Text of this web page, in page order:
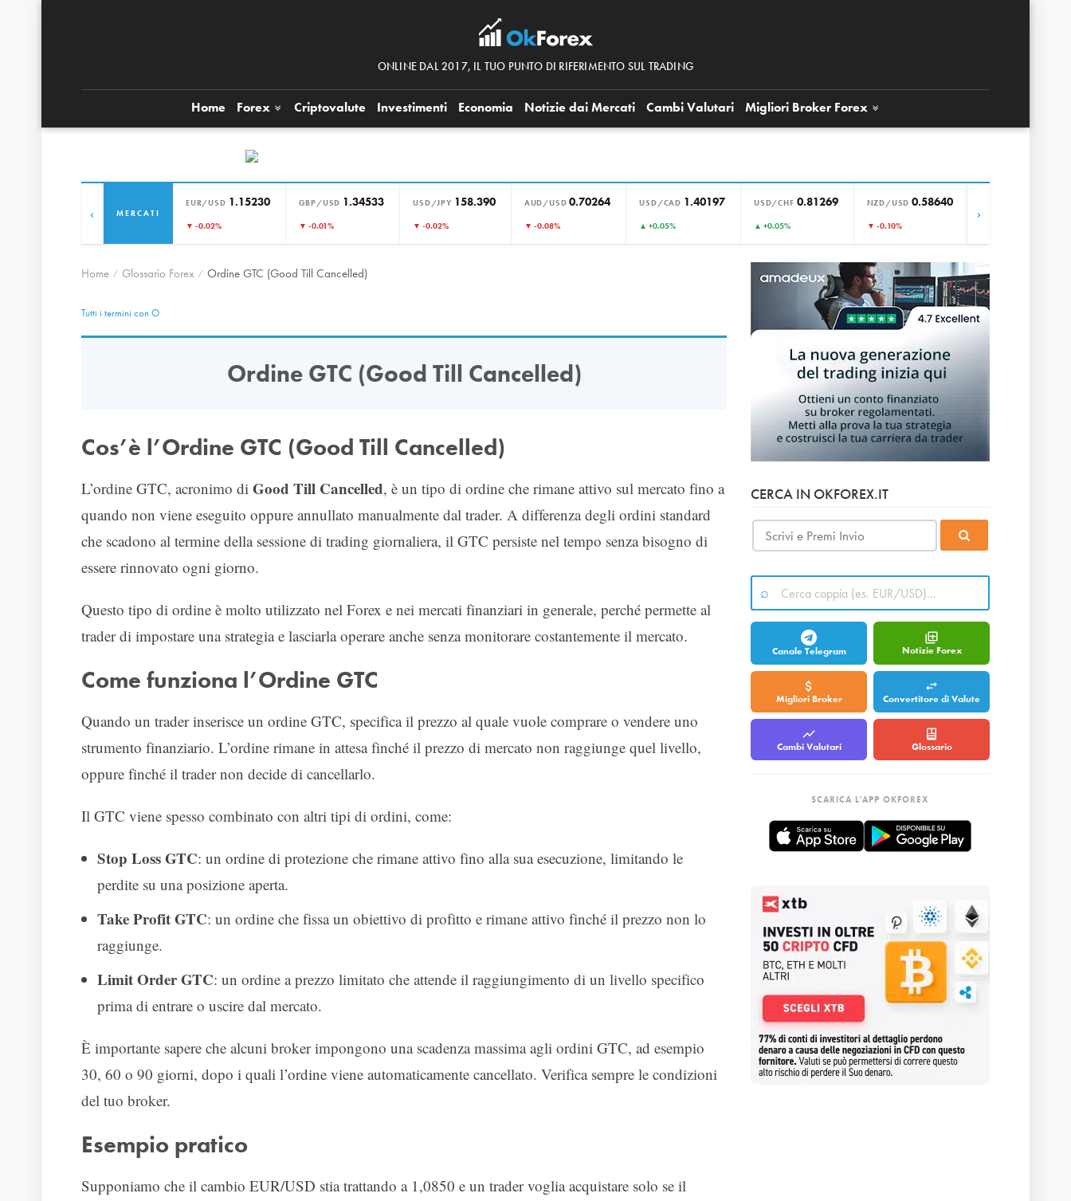
ONLINE DAL 2017, IL TUO PUNTO DI RIFERIMENTO SUL TRADING
Home Forex Criptovalute Investimenti Economia Notizie dai Mercati Cambi Valutari Migliori Broker Forex
MERCATI
EUR/USD 1.15230
▼ -0.02%
GBP/USD 1.34533
▼ -0.01%
USD/JPY 158.390
▼ -0.02%
AUD/USD 0.70264
▼ -0.08%
USD/CAD 1.40197
▲ +0.05%
USD/CHF 0.81269
▲ +0.05%
NZD/USD 0.58640
▼ -0.10%
‹ ›
Home Glossario Forex Ordine GTC (Good Till Cancelled)
Tutti i termini con O
Ordine GTC (Good Till Cancelled)
Cos’è l’Ordine GTC (Good Till Cancelled)
L’ordine GTC, acronimo di Good Till Cancelled, è un tipo di ordine che rimane attivo sul mercato fino a
quando non viene eseguito oppure annullato manualmente dal trader. A differenza degli ordini standard
che scadono al termine della sessione di trading giornaliera, il GTC persiste nel tempo senza bisogno di
essere rinnovato ogni giorno.
Questo tipo di ordine è molto utilizzato nel Forex e nei mercati finanziari in generale, perché permette al
trader di impostare una strategia e lasciarla operare anche senza monitorare costantemente il mercato.
Come funziona l’Ordine GTC
Quando un trader inserisce un ordine GTC, specifica il prezzo al quale vuole comprare o vendere uno
strumento finanziario. L’ordine rimane in attesa finché il prezzo di mercato non raggiunge quel livello,
oppure finché il trader non decide di cancellarlo.
Il GTC viene spesso combinato con altri tipi di ordini, come:
Stop Loss GTC: un ordine di protezione che rimane attivo fino alla sua esecuzione, limitando le
perdite su una posizione aperta.
Take Profit GTC: un ordine che fissa un obiettivo di profitto e rimane attivo finché il prezzo non lo
raggiunge.
Limit Order GTC: un ordine a prezzo limitato che attende il raggiungimento di un livello specifico
prima di entrare o uscire dal mercato.
È importante sapere che alcuni broker impongono una scadenza massima agli ordini GTC, ad esempio
30, 60 o 90 giorni, dopo i quali l’ordine viene automaticamente cancellato. Verifica sempre le condizioni
del tuo broker.
Esempio pratico
Supponiamo che il cambio EUR/USD stia trattando a 1,0850 e un trader voglia acquistare solo se il
CERCA IN OKFOREX.IT
Canale Telegram Notizie Forex
Migliori Broker Convertitore di Valute
Cambi Valutari Glossario
SCARICA L'APP OKFOREX